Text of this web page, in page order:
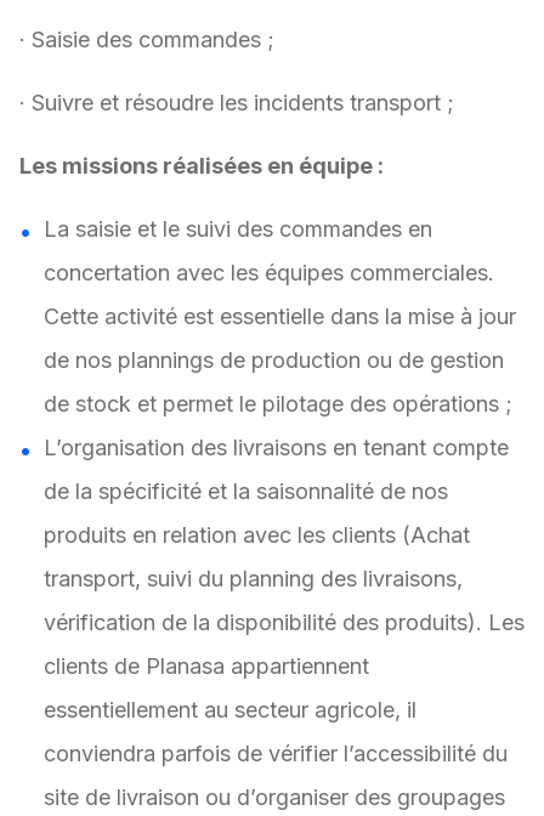
· Saisie des commandes ;
· Suivre et résoudre les incidents transport ;
Les missions réalisées en équipe :
La saisie et le suivi des commandes en
concertation avec les équipes commerciales.
Cette activité est essentielle dans la mise à jour
de nos plannings de production ou de gestion
de stock et permet le pilotage des opérations ;
L’organisation des livraisons en tenant compte
de la spécificité et la saisonnalité de nos
produits en relation avec les clients (Achat
transport, suivi du planning des livraisons,
vérification de la disponibilité des produits). Les
clients de Planasa appartiennent
essentiellement au secteur agricole, il
conviendra parfois de vérifier l’accessibilité du
site de livraison ou d’organiser des groupages